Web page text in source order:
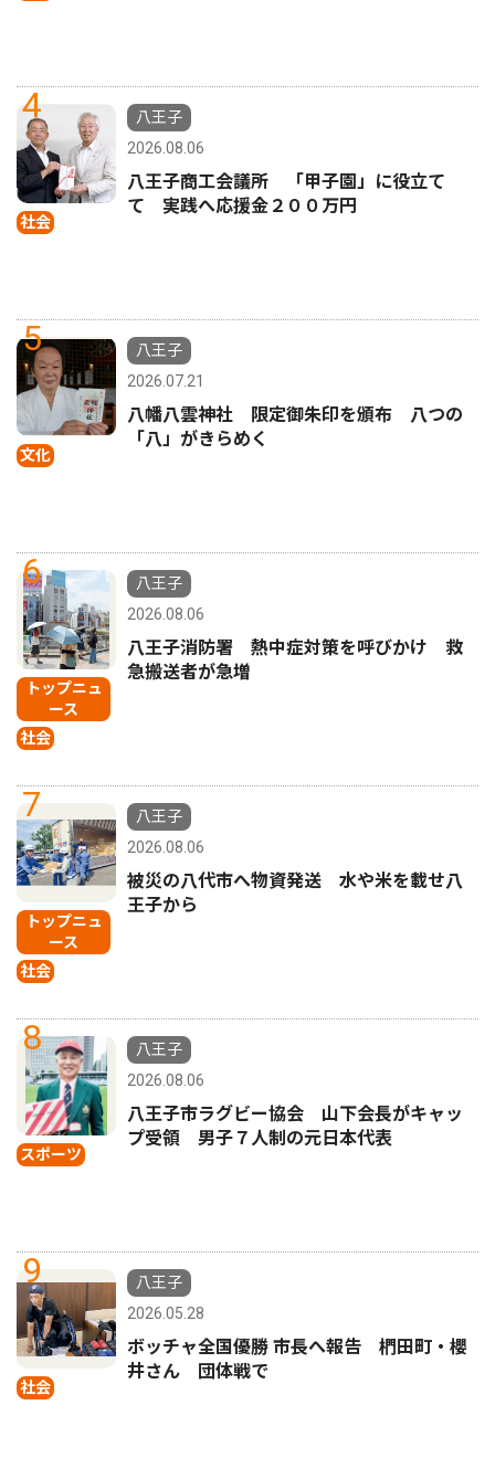
4
社会
八王子
2026.08.06
八王子商工会議所 「甲子園」に役立て
て 実践へ応援金２００万円
5
文化
八王子
2026.07.21
八幡八雲神社 限定御朱印を頒布 八つの
「八」がきらめく
6
トップニュ
ース
社会
八王子
2026.08.06
八王子消防署 熱中症対策を呼びかけ 救
急搬送者が急増
7
トップニュ
ース
社会
八王子
2026.08.06
被災の八代市へ物資発送 水や米を載せ八
王子から
8
スポーツ
八王子
2026.08.06
八王子市ラグビー協会 山下会長がキャッ
プ受領 男子７人制の元日本代表
9
社会
八王子
2026.05.28
ボッチャ全国優勝 市長へ報告 椚田町・櫻
井さん 団体戦で